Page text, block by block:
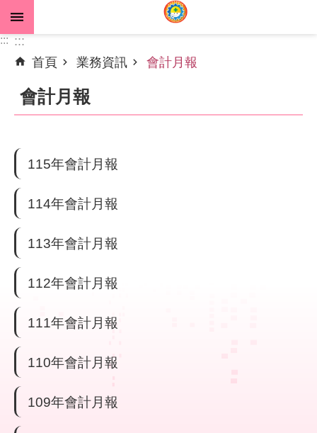
跳到主要內容區塊
進
搜
尋
告
關
紹
務
訊
::: :::
首頁
業務資訊 會計月報
會計月報
115年會計月報
114年會計月報
113年會計月報
112年會計月報
111年會計月報
110年會計月報
109年會計月報